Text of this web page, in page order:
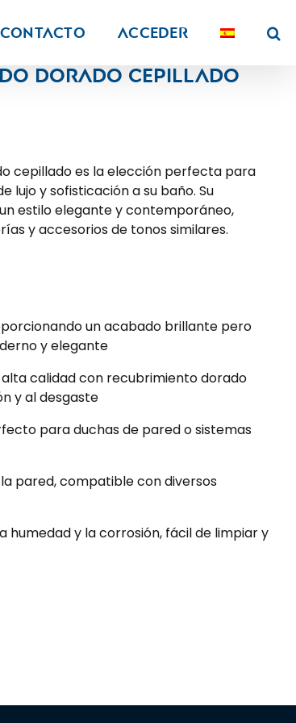
Contacto Acceder
dorado cepillado
cepillado es la elección perfecta para
lujo y sofisticación a su baño. Su
estilo elegante y contemporáneo,
y accesorios de tonos similares.
un acabado brillante pero
y elegante
calidad con recubrimiento dorado
y al desgaste
para duchas de pared o sistemas
pared, compatible con diversos
humedad y la corrosión, fácil de limpiar y